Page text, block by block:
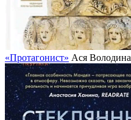
«Протагонист» Ася Володина